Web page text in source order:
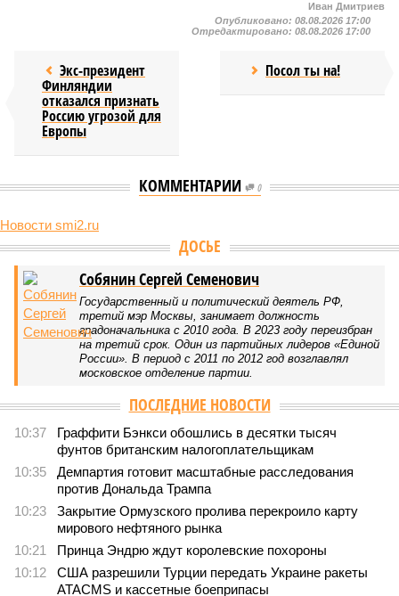
Иван Дмитриев
Опубликовано: 08.08.2026 17:00
Отредактировано: 08.08.2026 17:00
Экс-президент
Финляндии
отказался признать
Россию угрозой для
Европы
Посол ты на!
КОММЕНТАРИИ 0
Новости smi2.ru
ДОСЬЕ
Собянин Сергей Семенович
Государственный и политический деятель РФ,
третий мэр Москвы, занимает должность
градоначальника с 2010 года. В 2023 году переизбран
на третий срок. Один из партийных лидеров «Единой
России». В период с 2011 по 2012 год возглавлял
московское отделение партии.
ПОСЛЕДНИЕ НОВОСТИ
10:37
Граффити Бэнкси обошлись в десятки тысяч
фунтов британским налогоплательщикам
10:35
Демпартия готовит масштабные расследования
против Дональда Трампа
10:23
Закрытие Ормузского пролива перекроило карту
мирового нефтяного рынка
10:21
Принца Эндрю ждут королевские похороны
10:12
США разрешили Турции передать Украине ракеты
ATACMS и кассетные боеприпасы